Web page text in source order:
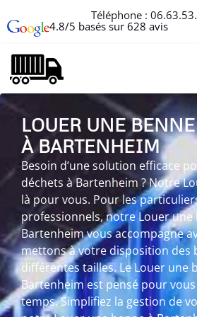
Téléphone :
4.8/5 basés sur 628 avis
LOUER UNE BENNE
À BARTENHEIM
Besoin d’une solution efficace
déchets à Bartenheim ? Notre
là pour vous. Pour les
professionnels, notre Louer une
Bartenheim vous accompagne
mettons à votre disposition des
différentes tailles. Le Louer une
Bartenheim est pensé pour
temps. Simplifiez la gestion de